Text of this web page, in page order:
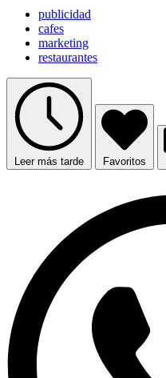
publicidad
cafes
marketing
restaurantes
Leer más tarde Favoritos